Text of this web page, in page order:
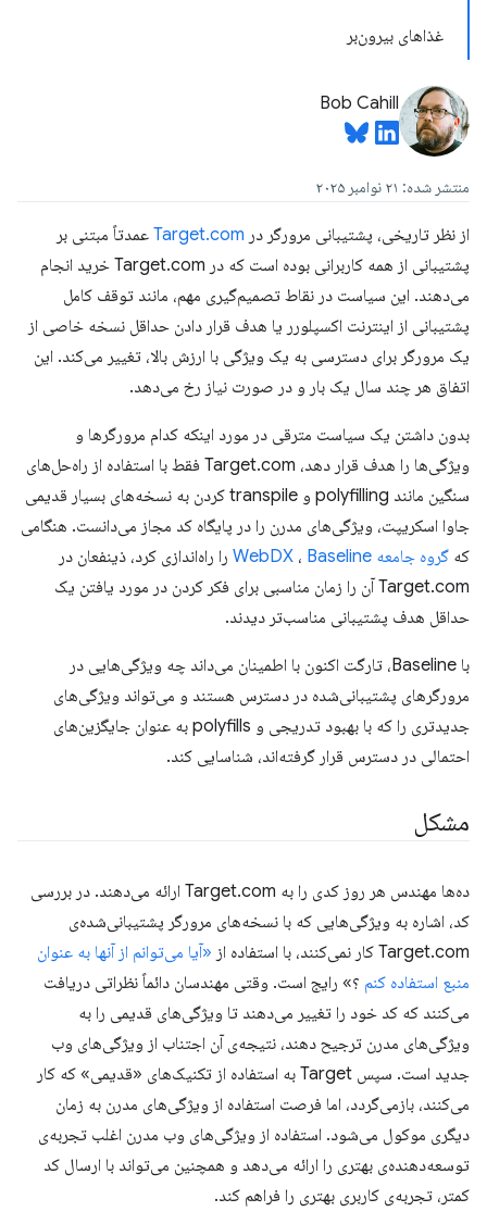
غذاهای بیرون‌بر
Bob Cahill
منتشر شده: ۲۱ نوامبر ۲۰۲۵
از نظر تاریخی، پشتیبانی مرورگر در Target.com عمدتاً مبتنی بر
پشتیبانی از همه کاربرانی بوده است که در Target.com خرید انجام
می‌دهند. این سیاست در نقاط تصمیم‌گیری مهم، مانند توقف کامل
پشتیبانی از اینترنت اکسپلورر یا هدف قرار دادن حداقل نسخه خاصی از
یک مرورگر برای دسترسی به یک ویژگی با ارزش بالا، تغییر می‌کند. این
اتفاق هر چند سال یک بار و در صورت نیاز رخ می‌دهد.
بدون داشتن یک سیاست مترقی در مورد اینکه کدام مرورگرها و
ویژگی‌ها را هدف قرار دهد، Target.com فقط با استفاده از راه‌حل‌های
سنگین مانند polyfilling و transpile کردن به نسخه‌های بسیار قدیمی
جاوا اسکریپت، ویژگی‌های مدرن را در پایگاه کد مجاز می‌دانست. هنگامی
که گروه جامعه WebDX ، Baseline
را راه‌اندازی کرد، ذینفعان در
Target.com آن را زمان مناسبی برای فکر کردن در مورد یافتن یک
حداقل هدف پشتیبانی مناسب‌تر دیدند.
با Baseline، تارگت اکنون با اطمینان می‌داند چه ویژگی‌هایی در
مرورگرهای پشتیبانی‌شده در دسترس هستند و می‌تواند ویژگی‌های
جدیدتری را که با بهبود تدریجی و polyfills به عنوان جایگزین‌های
احتمالی در دسترس قرار گرفته‌اند، شناسایی کند.
مشکل
ده‌ها مهندس هر روز کدی را به Target.com ارائه می‌دهند. در بررسی
کد، اشاره به ویژگی‌هایی که با نسخه‌های مرورگر پشتیبانی‌شده‌ی
Target.com کار نمی‌کنند، با استفاده از
«آیا می‌توانم از آنها به عنوان
منبع استفاده کنم ؟» رایج است. وقتی مهندسان دائماً نظراتی دریافت
می‌کنند که کد خود را تغییر می‌دهند تا ویژگی‌های قدیمی را به
ویژگی‌های مدرن ترجیح دهند، نتیجه‌ی آن اجتناب از ویژگی‌های وب
جدید است. سپس Target به استفاده از تکنیک‌های «قدیمی» که کار
می‌کنند، بازمی‌گردد، اما فرصت استفاده از ویژگی‌های مدرن به زمان
دیگری موکول می‌شود. استفاده از ویژگی‌های وب مدرن اغلب تجربه‌ی
توسعه‌دهنده‌ی بهتری را ارائه می‌دهد و همچنین می‌تواند با ارسال کد
کمتر، تجربه‌ی کاربری بهتری را فراهم کند.